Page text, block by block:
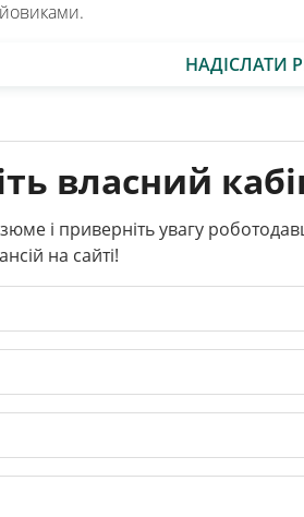
НАДІСЛАТИ
власний
і приверніть увагу
на сайті!